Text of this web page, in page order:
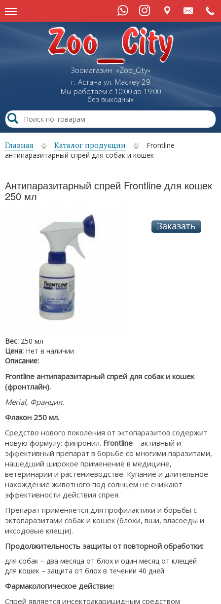
Зоомагазин «Zoo_City»
г. Астана ул. Маскеу29
Мы работаем с 10:00 до 19:00
без выходных
Главная Каталог продукции
Frontline
антипаразитарный спрей для собак и кошек
Антипаразитарный спрей Frontline для кошек
250 мл
Вес: 250 мл
Цена: Нет в наличии
Описание:
Frontline антипаразитарный спрей для собак и кошек
(фронтлайн).
Merial, Франция.
Флакон 250 мл.
Cредство нового поколения от эктопаразитов содержит
новую формулу: фипронил. Frontline – активный и
эффективный препарат в борьбе со многими паразитами,
нашедший широкое применение в медицине,
ветеринарии и растениеводстве. Купание и длительное
нахождение животного под солнцем не снижают
эффективности действия спрея.
Препарат применяется для профилактики и борьбы с
эктопаразитами собак и кошек (блохи, вши, власоеды и
иксодовые клещи).
Продолжительность защиты от повторной обработки:
для собак – два месяца от блох и один месяц от клещей
для кошек – защита от блох в течении 40 дней
Фармакологическое действие:
Спрей является инсектоакарицидным средством